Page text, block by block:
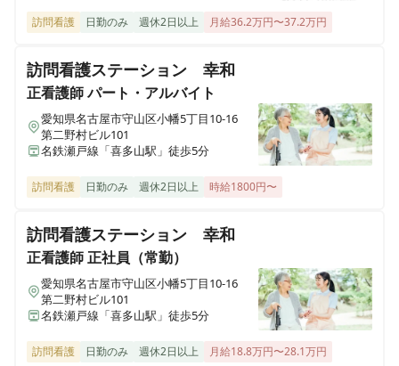
アシステッドナーシング よい館四日市南
三重県四日市市大治田3丁目2-38 6号
アシステッドナーシングよい館豊川御津
愛知県豊川市御津町大字広石字竹本1-3
訪問看護 日勤のみ 週休2日以上 月給36.2万円〜37.2万円
訪問看護ステーション 幸和
正看護師パート・アルバイト
愛知県名古屋市守山区小幡5丁目10-16
第二野村ビル101
名鉄瀬戸線「喜多山駅」徒歩5分
訪問看護 日勤のみ 週休2日以上 時給1800円〜
訪問看護ステーション 幸和
正看護師正社員（常勤）
愛知県名古屋市守山区小幡5丁目10-16
第二野村ビル101
名鉄瀬戸線「喜多山駅」徒歩5分
訪問看護 日勤のみ 週休2日以上 月給18.8万円〜28.1万円